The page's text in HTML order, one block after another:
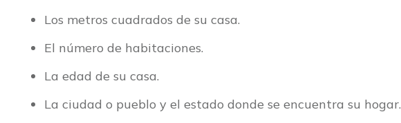
Los metros cuadrados de su casa.
El número de habitaciones.
La edad de su casa.
La ciudad o pueblo y el estado donde se encuentra su hogar.